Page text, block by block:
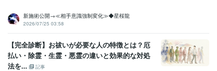
新施術公開→≪相手意識強制変化≫◆星桜龍
2026/07/25 03:58
【完全診断】お祓いが必要な人の特徴とは？厄
払い・除霊・生霊・悪霊の違いと効果的な対処
法を...
記事